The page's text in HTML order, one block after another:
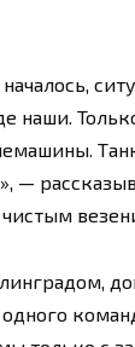
наши.
чистым